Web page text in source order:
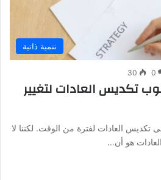
تنمية ذاتية
0
30
تكديس العادات لتغيير
تكديس العادات لفترة من الوقت. لكننا لا
هو أن…